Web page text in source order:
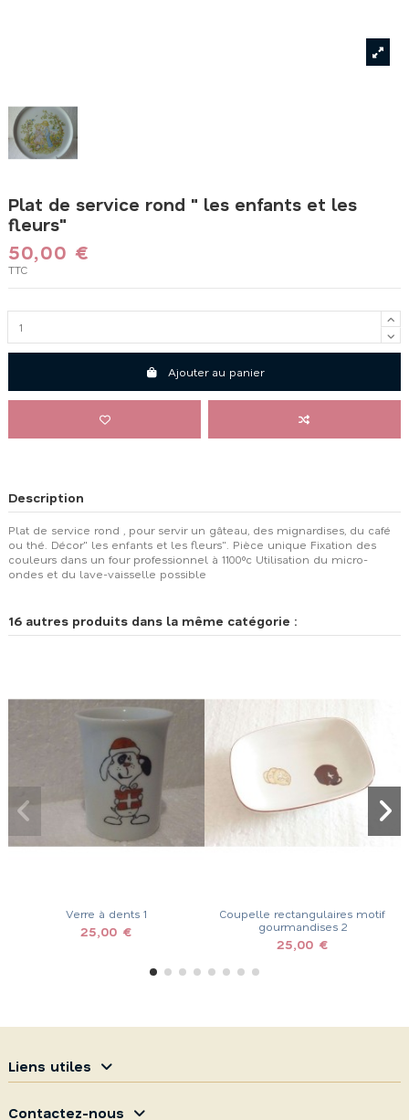
Plat de service rond " les enfants et les
fleurs"
50,00 €
TTC
Ajouter au panier
Description
Plat de service rond , pour servir un gâteau, des mignardises, du café
ou thé. Décor" les enfants et les fleurs". Pièce unique Fixation des
couleurs dans un four professionnel à 1100°c Utilisation du micro-
ondes et du lave-vaisselle possible
16 autres produits dans la même catégorie :
Verre à dents 1
25,00 €
Coupelle rectangulaires motif
gourmandises 2
25,00 €
Liens utiles
Contactez-nous